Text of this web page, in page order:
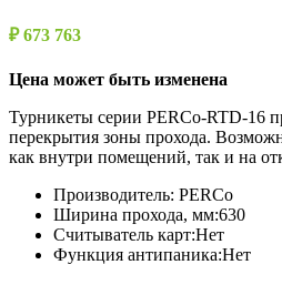
₽ 673 763
Цена может быть изменена
Турникеты серии PERCo-RTD-16
перекрытия зоны прохода.
как внутри помещений, так и на
Производитель: PERCo
Ширина прохода, мм:630
Считыватель карт:Нет
Функция антипаника:Нет